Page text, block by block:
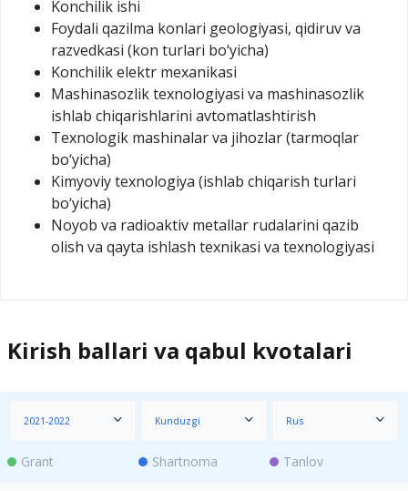
Konchilik ishi
Foydali qazilma konlari geologiyasi, qidiruv va
razvedkasi (kon turlari bo‘yicha)
Konchilik elektr mexanikasi
Mashinasozlik texnologiyasi va mashinasozlik
ishlab chiqarishlarini avtomatlashtirish
Texnologik mashinalar va jihozlar (tarmoqlar
bo‘yicha)
Kimyoviy texnologiya (ishlab chiqarish turlari
bo‘yicha)
Noyob va radioaktiv metallar rudalarini qazib
olish va qayta ishlash texnikasi va texnologiyasi
Kirish ballari va qabul kvotalari
2021-2022 Kunduzgi Rus
Grant Shartnoma Tanlov